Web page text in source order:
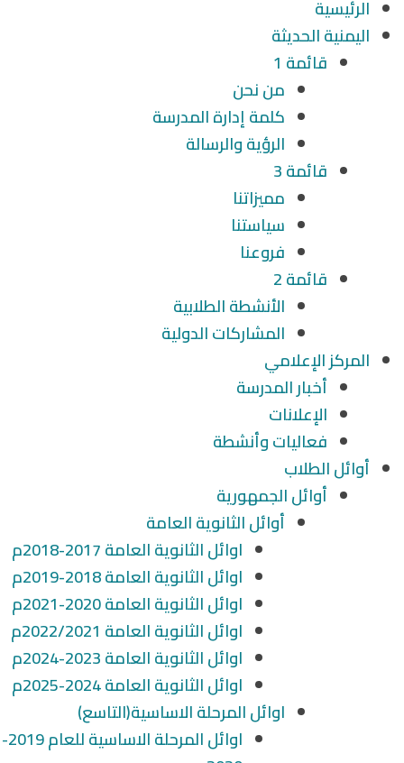
الرئيسية
اليمنية الحديثة
قائمة 1
من نحن
كلمة إدارة المدرسة
الرؤية والرسالة
قائمة 3
مميزاتنا
سياستنا
فروعنا
قائمة 2
الأنشطة الطلابية
المشاركات الدولية
المركز الإعلامي
أخبار المدرسة
الإعلانات
فعاليات وأنشطة
أوائل الطلاب
أوائل الجمهورية
أوائل الثانوية العامة
اوائل الثانوية العامة 2017-2018م
اوائل الثانوية العامة 2018-2019م
اوائل الثانوية العامة 2020-2021م
اوائل الثانوية العامة 2022/2021م
اوائل الثانوية العامة 2023-2024م
اوائل الثانوية العامة 2024-2025م
اوائل المرحلة الاساسية(التاسع)
اوائل المرحلة الاساسية للعام 2019-